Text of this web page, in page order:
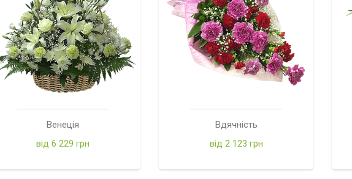
Венеція
від 6 229 грн
Вдячність
від 2 123 грн